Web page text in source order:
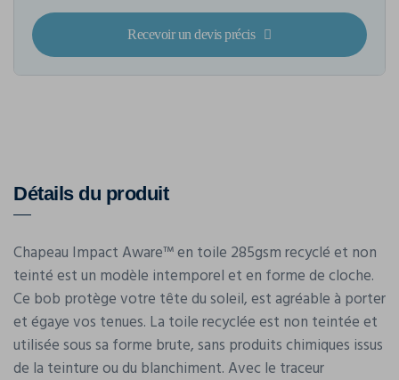
Recevoir un devis précis
Détails du produit
Chapeau Impact Aware™ en toile 285gsm recyclé et non
teinté est un modèle intemporel et en forme de cloche.
Ce bob protège votre tête du soleil, est agréable à porter
et égaye vos tenues. La toile recyclée est non teintée et
utilisée sous sa forme brute, sans produits chimiques issus
de la teinture ou du blanchiment. Avec le traceur